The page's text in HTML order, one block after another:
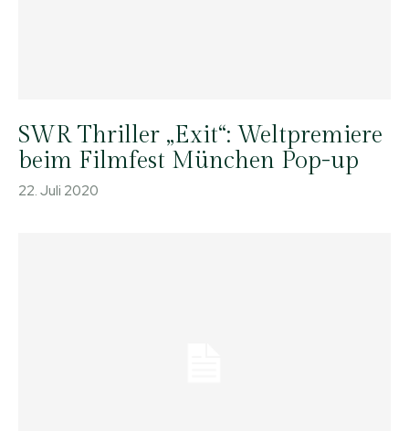
SWR Thriller „Exit“: Weltpremiere
beim Filmfest München Pop-up
22. Juli 2020